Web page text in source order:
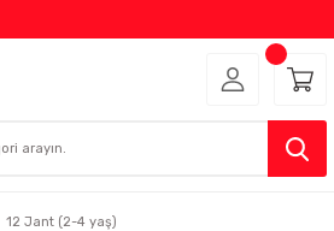
12 Jant (2-4 yaş)